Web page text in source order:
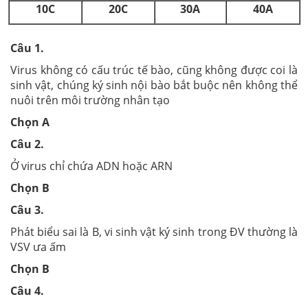
10C
20C 30A 40A
Câu 1.
Virus không có cấu trúc tế bào, cũng không được coi là
sinh vật, chúng ký sinh nội bào bắt buộc nên không thể
nuôi trên môi trường nhân tạo
Chọn A
Câu 2.
Ở virus chỉ chứa ADN hoặc ARN
Chọn B
Câu 3.
Phát biểu sai là B, vi sinh vật ký sinh trong ĐV thường là
VSV ưa ấm
Chọn B
Câu 4.